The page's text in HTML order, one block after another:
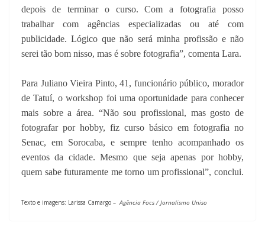
depois de terminar o curso. Com a fotografia posso
trabalhar com agências especializadas ou até com
publicidade. Lógico que não será minha profissão e não
serei tão bom nisso, mas é sobre fotografia”, comenta Lara.
Para Juliano Vieira Pinto, 41, funcionário público, morador
de Tatuí, o workshop foi uma oportunidade para conhecer
mais sobre a área. “Não sou profissional, mas gosto de
fotografar por hobby, fiz curso básico em fotografia no
Senac, em Sorocaba, e sempre tenho acompanhado os
eventos da cidade. Mesmo que seja apenas por hobby,
quem sabe futuramente me torno um profissional”, conclui.
Texto e imagens: Larissa Camargo – Agência Focs / Jornalismo Uniso